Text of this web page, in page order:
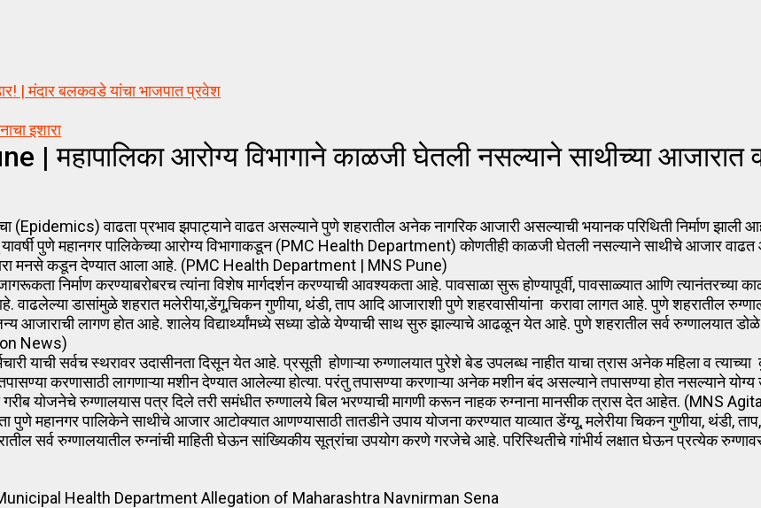
| मंदार बलकवडे यांचा भाजपात प्रवेश
इशारा
आरोग्य विभागाने काळजी घेतली नसल्याने साथीच्या आजारात
वाढता प्रभाव झपाट्याने वाढत असल्याने पुणे शहरातील अनेक नागरिक आजारी असल्याची भयानक परिथिती निर्माण
पुणे महानगर पालिकेच्या आरोग्य विभागाकडून (PMC Health Department) कोणतीही काळजी घेतली नसल्याने साथीचे
मनसे कडून देण्यात आला आहे. (PMC Health Department | MNS Pune)
जागरूकता निर्माण करण्याबरोबरच त्यांना विशेष मार्गदर्शन करण्याची आवश्यकता आहे. पावसाळा सुरू होण्यापूर्वी, पावसाळ्यात आणि
डासांमुळे शहरात मलेरीया,डेंगू,चिकन गुणीया, थंडी, ताप आदि आजाराशी पुणे शहरवासीयांना करावा लागत आहे. पुणे शहरातील
लागण होत आहे. शालेय विद्यार्थ्यांमध्ये सध्या डोळे येण्याची साथ सुरु झाल्याचे आढळून येत आहे. पुणे शहरातील सर्व रुग्णालयात
News)
याची सर्वच स्थरावर उदासीनता दिसून येत आहे. प्रसूती होणाऱ्या रुग्णालयात पुरेशे बेड उपलब्ध नाहीत याचा त्रास अनेक महिला व
करणासाठी लागणाऱ्या मशीन देण्यात आलेल्या होत्या. परंतु तपासण्या करणाऱ्या अनेक मशीन बंद असल्याने तपासण्या होत नसल्याने
गरीब योजनेचे रुग्णालयास पत्र दिले तरी समंधीत रुग्णालये बिल भरण्याची मागणी करून नाहक रुग्नाना मानसीक त्रास देत आहेत. (MNS
पुणे महानगर पालिकेने साथीचे आजार आटोक्यात आणण्यासाठी तातडीने उपाय योजना करण्यात याव्यात डेंग्‍यू, मलेरीया चिकन गुणीया,
सर्व रुग्णालयातील रुग्नांची माहिती घेऊन सांख्यिकीय सूत्रांचा उपयोग करणे गरजेचे आहे. परिस्थितीचे गांभीर्य लक्षात घेऊन प्रत्येक
Health Department Allegation of Maharashtra Navnirman Sena